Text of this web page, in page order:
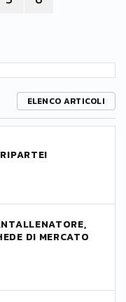
ELENCO ARTICOLI
DI MERCATO